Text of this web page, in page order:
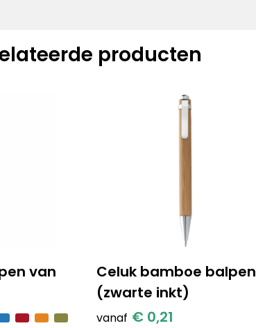
producten
van
Celuk bamboe balpen
(zwarte inkt)
vanaf € 0,21